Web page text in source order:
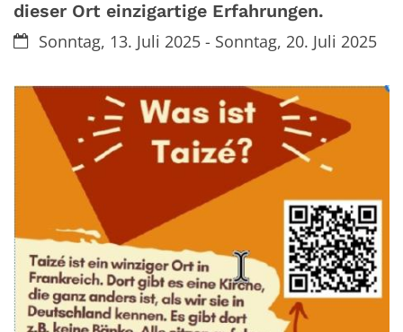
dieser Ort einzigartige Erfahrungen.
Datum:Sonntag, 13. Juli 2025 - Sonntag, 20. Juli 2025